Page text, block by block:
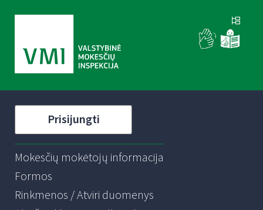
Prisijungti
Mokesčių mokėtojų informacija
Formos
Rinkmenos / Atviri duomenys